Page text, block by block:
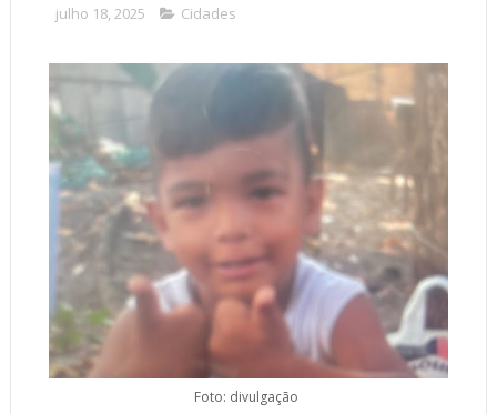
julho 18, 2025 Cidades
Foto: divulgação